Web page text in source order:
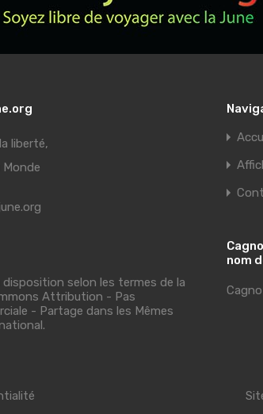
liberté,
selon les termes de la
Attribution - Pas
- Partage dans les Mêmes
.
nom